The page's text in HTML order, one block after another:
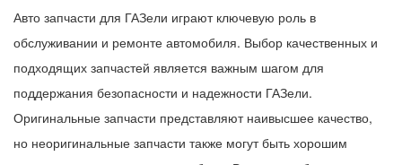
Авто запчасти для ГАЗели играют ключевую роль в
обслуживании и ремонте автомобиля. Выбор качественных и
подходящих запчастей является важным шагом для
поддержания безопасности и надежности ГАЗели.
Оригинальные запчасти представляют наивысшее качество,
но неоригинальные запчасти также могут быть хорошим